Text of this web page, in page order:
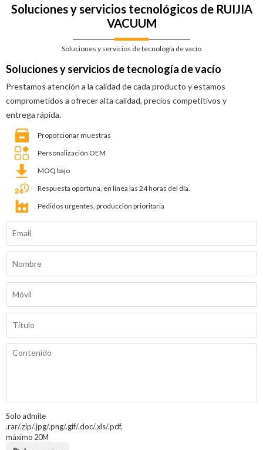
Soluciones y servicios tecnológicos de RUIJIA
VACUUM
Soluciones y servicios de tecnología de vacío
Soluciones y servicios de tecnología de vacío
Prestamos atención a la calidad de cada producto y estamos
comprometidos a ofrecer alta calidad, precios competitivos y
entrega rápida.
Proporcionar muestras
Personalización OEM
MOQ bajo
Respuesta oportuna, en línea las 24 horas del día.
Pedidos urgentes, producción prioritaria
Solo admite
.rar/.zip/.jpg/.png/.gif/.doc/.xls/.pdf,
máximo 20M